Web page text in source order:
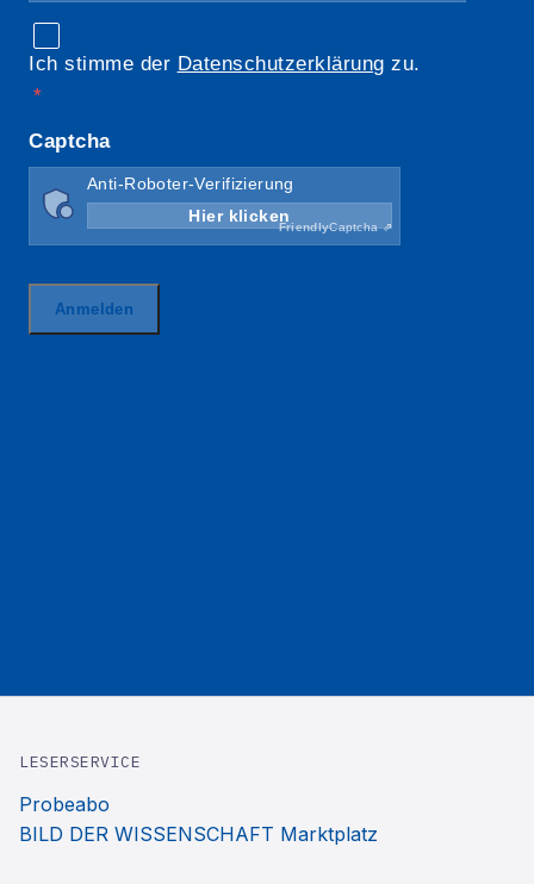
LESERSERVICE
Probeabo
BILD DER WISSENSCHAFT Marktplatz